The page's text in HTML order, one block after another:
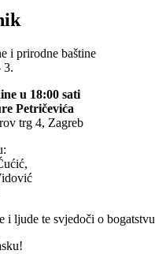
i prirodne baštine
3.
u 18:00 sati
Petričevića
trg 4, Zagreb
ljude te svjedoči o